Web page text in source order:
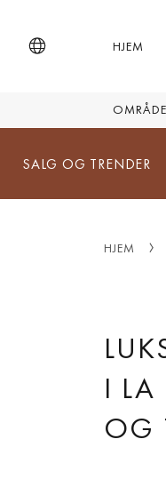
HJEM
NARANJOS GOLF,
SALG OG TRENDER
HJEM
I LA
OG